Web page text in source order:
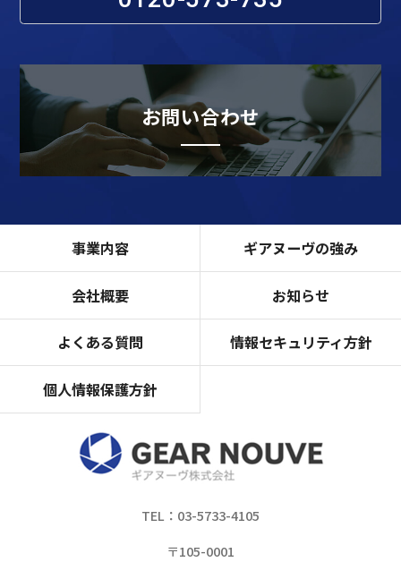
お問い合わせ
TEL：03-5733-4105
〒105-0001
事業内容 ギアヌーヴの強み
会社概要 お知らせ
よくある質問 情報セキュリティ方針
個人情報保護方針